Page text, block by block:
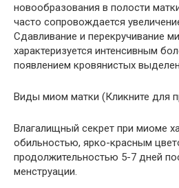
новообразования в полости
часто сопровождается
Сдавливание и перекручивание
характеризуется интенсивным
появлением кровянистых
Виды миом матки (Кликните для
Влагалищный секрет при миоме
обильностью, ярко-красным
продолжительностью 5-7 дней
менструации.